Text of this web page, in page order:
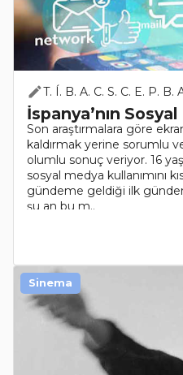
T. Í. B. A. C. S. C. E. P. B.
İspanya’nın
Son araştırmalara göre
kaldırmak yerine sorumlu
olumlu sonuç veriyor. 16
sosyal medya kullanımını
gündeme geldiği ilk
şu an bu m..
Sinema